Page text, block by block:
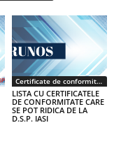
Certificate de conformitate
LISTA CU CERTIFICATELE
DE CONFORMITATE CARE
SE POT RIDICA DE LA
D.S.P. IASI